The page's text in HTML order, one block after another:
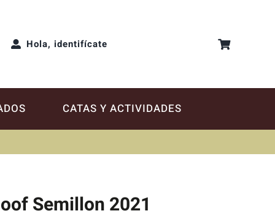
Hola, identifícate
CATAS Y ACTIVIDADES
Semillon 2021